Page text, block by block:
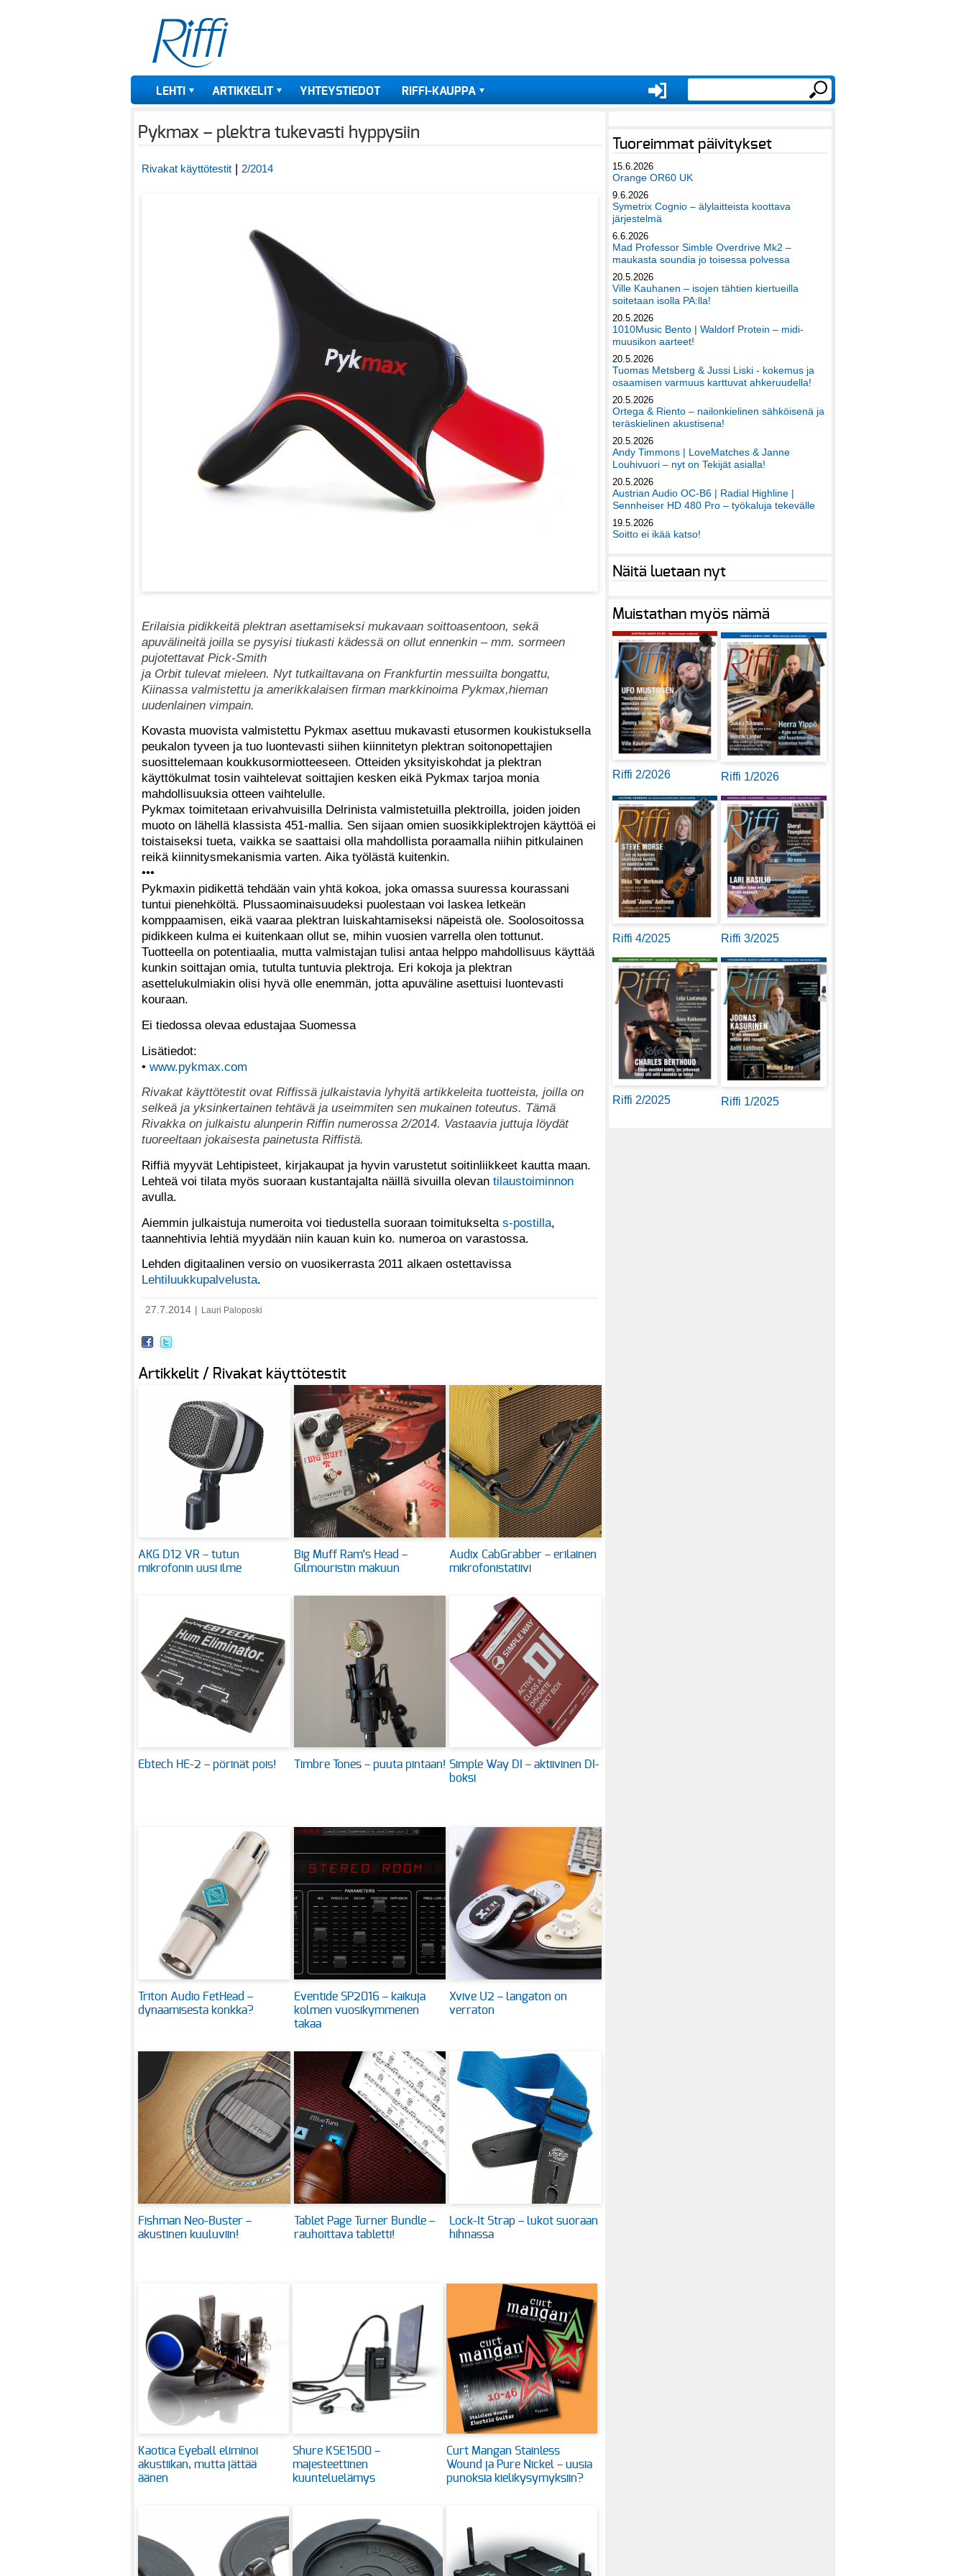
LEHTI ARTIKKELIT YHTEYSTIEDOT RIFFI-KAUPPA
Pykmax – plektra tukevasti hyppysiin
Rivakat käyttötestit | 2/2014
Erilaisia pidikkeitä plektran asettamiseksi mukavaan soittoasentoon, sekä
apuvälineitä joilla se pysyisi tiukasti kädessä on ollut ennenkin – mm. sormeen
pujotettavat Pick-Smith
ja Orbit tulevat mieleen. Nyt tutkailtavana on Frankfurtin messuilta bongattu,
Kiinassa valmistettu ja amerikkalaisen firman markkinoima Pykmax,hieman
uudenlainen vimpain.
Kovasta muovista valmistettu Pykmax asettuu mukavasti etusormen koukistuksella
peukalon tyveen ja tuo luontevasti siihen kiinnitetyn plektran soitonopettajien
suosittelemaan koukkusormiotteeseen. Otteiden yksityiskohdat ja plektran
käyttökulmat tosin vaihtelevat soittajien kesken eikä Pykmax tarjoa monia
mahdollisuuksia otteen vaihtelulle.
Pykmax toimitetaan erivahvuisilla Delrinista valmistetuilla plektroilla, joiden joiden
muoto on lähellä klassista 451-mallia. Sen sijaan omien suosikkiplektrojen käyttöä ei
toistaiseksi tueta, vaikka se saattaisi olla mahdollista poraamalla niihin pitkulainen
reikä kiinnitysmekanismia varten. Aika työlästä kuitenkin.
•••
Pykmaxin pidikettä tehdään vain yhtä kokoa, joka omassa suuressa kourassani
tuntui pienehköltä. Plussaominaisuudeksi puolestaan voi laskea letkeän
komppaamisen, eikä vaaraa plektran luiskahtamiseksi näpeistä ole. Soolosoitossa
pidikkeen kulma ei kuitenkaan ollut se, mihin vuosien varrella olen tottunut.
Tuotteella on potentiaalia, mutta valmistajan tulisi antaa helppo mahdollisuus käyttää
kunkin soittajan omia, tutulta tuntuvia plektroja. Eri kokoja ja plektran
asettelukulmiakin olisi hyvä olle enemmän, jotta apuväline asettuisi luontevasti
kouraan.
Ei tiedossa olevaa edustajaa Suomessa
Lisätiedot:
• www.pykmax.com
Rivakat käyttötestit ovat Riffissä julkaistavia lyhyitä artikkeleita tuotteista, joilla on
selkeä ja yksinkertainen tehtävä ja useimmiten sen mukainen toteutus. Tämä
Rivakka on julkaistu alunperin Riffin numerossa 2/2014. Vastaavia juttuja löydät
tuoreeltaan jokaisesta painetusta Riffistä.
Riffiä myyvät Lehtipisteet, kirjakaupat ja hyvin varustetut soitinliikkeet kautta maan.
Lehteä voi tilata myös suoraan kustantajalta näillä sivuilla olevan tilaustoiminnon
avulla.
Aiemmin julkaistuja numeroita voi tiedustella suoraan toimitukselta s-postilla,
taannehtivia lehtiä myydään niin kauan kuin ko. numeroa on varastossa.
Lehden digitaalinen versio on vuosikerrasta 2011 alkaen ostettavissa
Lehtiluukkupalvelusta.
27.7.2014 Lauri Paloposki
Artikkelit / Rivakat käyttötestit
AKG D12 VR – tutun
mikrofonin uusi ilme
Big Muff Ram’s Head –
Gilmouristin makuun
Audix CabGrabber – erilainen
mikrofonistatiivi
Ebtech HE-2 – pörinät pois! Timbre Tones – puuta pintaan! Simple Way DI – aktiivinen DI-
boksi
Triton Audio FetHead –
dynaamisesta konkka?
Eventide SP2016 – kaikuja
kolmen vuosikymmenen
takaa
Xvive U2 – langaton on
verraton
Fishman Neo-Buster –
akustinen kuuluviin!
Tablet Page Turner Bundle –
rauhoittava tabletti!
Lock-It Strap – lukot suoraan
hihnassa
Kaotica Eyeball eliminoi
akustiikan, mutta jättää
äänen
Shure KSE1500 –
majesteettinen
kuunteluelämys
Curt Mangan Stainless
Wound ja Pure Nickel – uusia
punoksia kielikysymyksiin?
Tuoreimmat päivitykset
15.6.2026
Orange OR60 UK
9.6.2026
Symetrix Cognio – älylaitteista koottava
järjestelmä
6.6.2026
Mad Professor Simble Overdrive Mk2 –
maukasta soundia jo toisessa polvessa
20.5.2026
Ville Kauhanen – isojen tähtien kiertueilla
soitetaan isolla PA:lla!
20.5.2026
1010Music Bento | Waldorf Protein – midi-
muusikon aarteet!
20.5.2026
Tuomas Metsberg & Jussi Liski - kokemus ja
osaamisen varmuus karttuvat ahkeruudella!
20.5.2026
Ortega & Riento – nailonkielinen sähköisenä ja
teräskielinen akustisena!
20.5.2026
Andy Timmons | LoveMatches & Janne
Louhivuori – nyt on Tekijät asialla!
20.5.2026
Austrian Audio OC-B6 | Radial Highline |
Sennheiser HD 480 Pro – työkaluja tekevälle
19.5.2026
Soitto ei ikää katso!
Näitä luetaan nyt
Muistathan myös nämä
Riffi 2/2026 Riffi 1/2026
Riffi 4/2025 Riffi 3/2025
Riffi 2/2025 Riffi 1/2025